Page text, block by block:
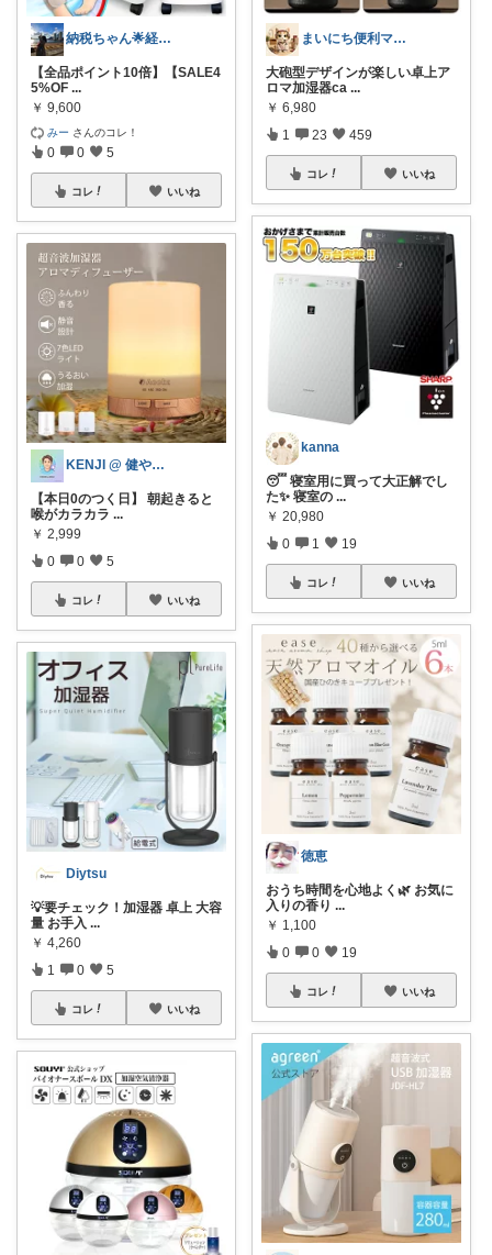
納税ちゃん🌟経由購入★
【全品ポイント10倍】【SALE4
5%OF ...
￥ 9,600
みー さんのコレ！
0 0 5
コレ いいね
KENJI @ 健やかな暮らしの道具
【本日0のつく日】 朝起きると
喉がカラカラ ...
￥ 2,999
0 0 5
コレ いいね
Diytsu
💡要チェック！加湿器 卓上 大容
量 お手入 ...
￥ 4,260
1 0 5
コレ いいね
まいにち便利マーケット
大砲型デザインが楽しい卓上ア
ロマ加湿器ca ...
￥ 6,980
1 23 459
コレ いいね
kanna
😴 寝室用に買って大正解でし
た✨ 寝室の ...
￥ 20,980
0 1 19
コレ いいね
徳恵
おうち時間を心地よく🌿 お気に
入りの香り ...
￥ 1,100
0 0 19
コレ いいね